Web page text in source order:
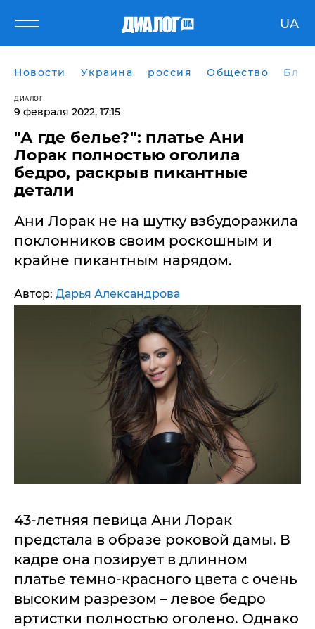
UA
Новости Украина россия Общество
ДИАЛОГ
9 февраля 2022, 17:15
"А где белье?": платье Ани
Лорак полностью оголила
бедро, раскрыв пикантные
детали
Ани Лорак не на шутку взбудоражила
поклонников своим роскошным и
крайне пикантным нарядом.
Автор: Дарья Александрова
43-летняя певица Ани Лорак
предстала в образе роковой дамы. В
кадре она позирует в длинном
платье темно-красного цвета с очень
высоким разрезом – левое бедро
артистки полностью оголено. Однако